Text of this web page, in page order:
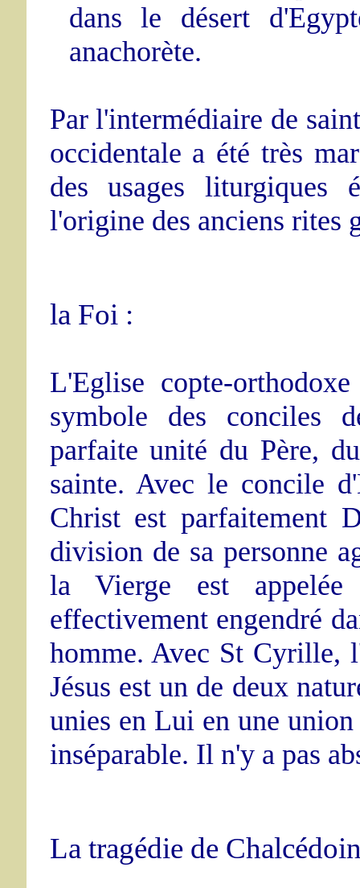
dans le désert
anachorète.
Par l'intermédiaire de
occidentale a été très
des usages liturgiques
l'origine des anciens rites
la Foi :
L'Eglise copte-
symbole des conciles
parfaite unité du Père,
sainte. Avec le concile
Christ est parfaitement
division de sa personne
la Vierge est
effectivement engendré
homme. Avec St Cyrille,
Jésus est un de deux
unies en Lui en une
inséparable. Il n'y a pas
La tragédie de